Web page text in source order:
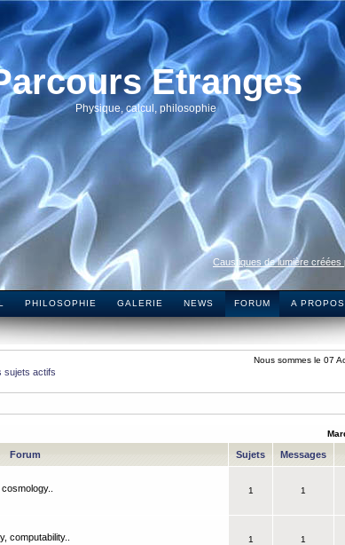
Etranges
Physique, calcul, philosophie
Caustiques de lumière créées
PHILOSOPHIE GALERIE NEWS FORUM A PROPOS
Nous sommes le 07
sujets actifs
Forum Sujets Messages
1 1
computability..
1 1